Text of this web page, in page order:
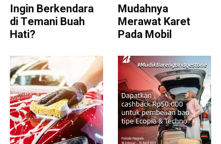
Ingin Berkendara
di Temani Buah
Hati?
Mudahnya
Merawat Karet
Pada Mobil